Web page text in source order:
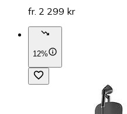
fr. 2 299 kr
12%